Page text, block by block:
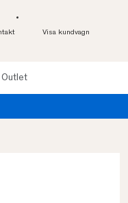
Visa kundvagn
Outlet